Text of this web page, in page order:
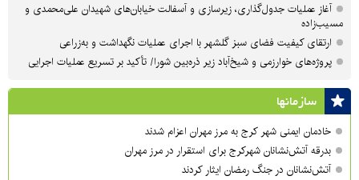
آغاز عملیات جدول‌گذاری، زیرسازی و آسفالت خیابان‌های شهیدان علی‌محمدی و
مسیب‌زاده
ارتقای کیفیت فضای سبز گلشهر با اجرای عملیات نگهداشت و به‌زراعی
پروژه‌های خوارزمی و شیخ‌آباد زیر ذره‌بین شورا/ تأکید بر تسریع عملیات اجرایی
سازمان‎ها
خادمان ایمنی شهر کرج به مرز مهران اعزام شدند
بدرقه آتش‌نشانان شهرکرج برای استقرار در مرز مهران
آتش‌نشانان در جنگ رمضان ایثار کردند